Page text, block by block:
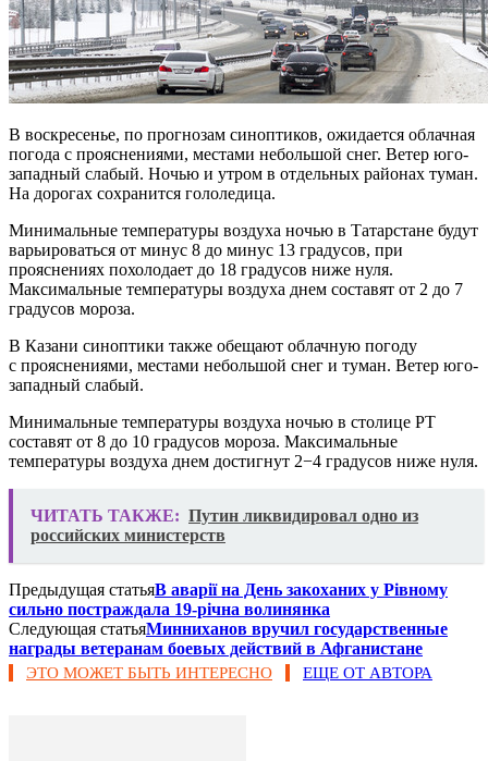
В воскресенье, по прогнозам синоптиков, ожидается облачная
погода с прояснениями, местами небольшой снег. Ветер юго-
западный слабый. Ночью и утром в отдельных районах туман.
На дорогах сохранится гололедица.
Минимальные температуры воздуха ночью в Татарстане будут
варьироваться от минус 8 до минус 13 градусов, при
прояснениях похолодает до 18 градусов ниже нуля.
Максимальные температуры воздуха днем составят от 2 до 7
градусов мороза.
В Казани синоптики также обещают облачную погоду
с прояснениями, местами небольшой снег и туман. Ветер юго-
западный слабый.
Минимальные температуры воздуха ночью в столице РТ
составят от 8 до 10 градусов мороза. Максимальные
температуры воздуха днем достигнут 2−4 градусов ниже нуля.
ЧИТАТЬ ТАКЖЕ: Путин ликвидировал одно из
российских министерств
Предыдущая статьяВ аварії на День закоханих у Рівному
сильно постраждала 19-річна волинянка
Следующая статьяМинниханов вручил государственные
награды ветеранам боевых действий в Афганистане
ЭТО МОЖЕТ БЫТЬ ИНТЕРЕСНО ЕЩЕ ОТ АВТОРА